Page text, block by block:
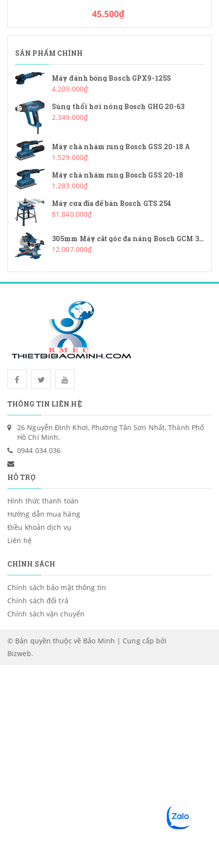
45.500₫
SẢN PHẨM CHÍNH
Máy đánh bóng Bosch GPX9-125S
4.209.000₫
Súng thổi hơi nóng Bosch GHG 20-63
2.349.000₫
Máy chà nhám rung Bosch GSS 20-18 A
1.529.000₫
Máy chà nhám rung Bosch GSS 20-18
1.283.000₫
Máy cưa đĩa để bàn Bosch GTS 254
81.840.000₫
305mm Máy cắt góc đa năng Bosch GCM 340-305D
12.007.000₫
THÔNG TIN LIÊN HỆ
26 Nguyễn Đình Khơi, Phường Tân Sơn Nhất, Thành Phố
Hồ Chí Minh.
0944 034 036
HỖ TRỢ
Hình thức thanh toán
Hướng dẫn mua hàng
Điều khoản dịch vụ
Liên hệ
CHÍNH SÁCH
Chính sách bảo mật thông tin
Chính sách đổi trả
Chính sách vận chuyển
© Bản quyền thuộc về Bảo Minh | Cung cấp bởi
Bizweb.